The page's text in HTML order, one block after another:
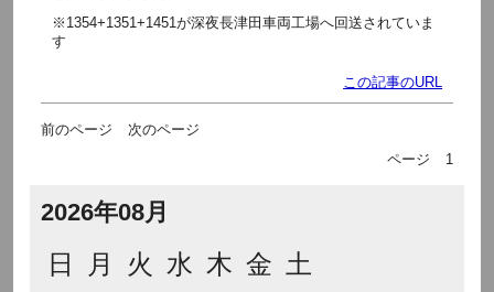
※1354+1351+1451が深夜長津田車両工場へ回送されていま
す
この記事のURL
前のページ
次のページ
ページ
1
2026年08月
日 月 火 水 木 金 土